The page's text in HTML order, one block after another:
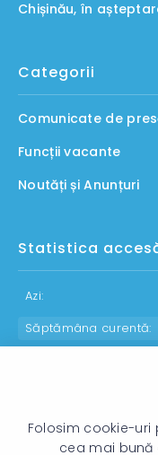
Chișinău, în
Categorii
Comunicate de
Funcții vacante
Noutăți și Anunțuri
Statistica
Azi:
Săptămâna curentă:
Folosim cookie-uri
cea mai bună